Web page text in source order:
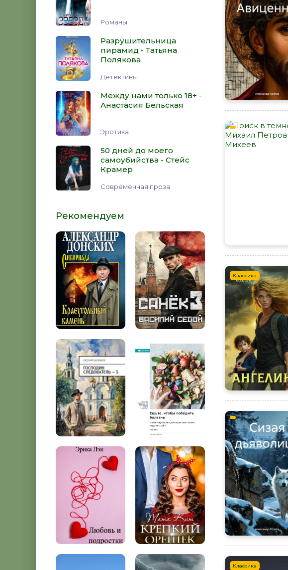
Романы
Разрушительница
пирамид - Татьяна
Полякова
Детективы
Между нами только 18+ -
Анастасия Бельская
Эротика
50 дней до моего
самоубийства - Стейс
Крамер
Современная проза
Рекомендуем
Классика
Классика